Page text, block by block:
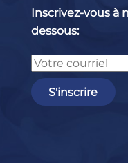
Inscrivez-vous à
dessous: